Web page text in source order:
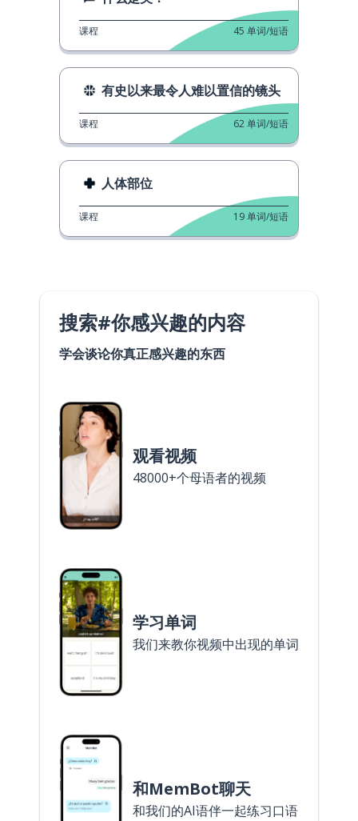
课程 45 单词/短语
有史以来最令人难以置信的镜头
课程 62单词/短语
人体部位
课程 19单词/短语
搜索#你感兴趣的内容
学会谈论你真正感兴趣的东西
观看视频
48000+个母语者的视频
学习单词
我们来教你视频中出现的单词
和MemBot聊天
和我们的AI语伴一起练习口语